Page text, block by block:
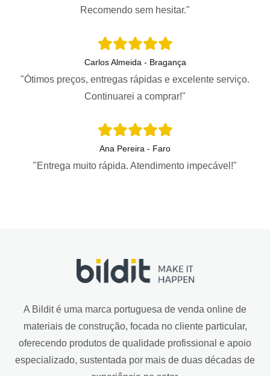
Recomendo sem hesitar."
Carlos Almeida - Bragança
"Ótimos preços, entregas rápidas e excelente serviço.
Continuarei a comprar!"
Ana Pereira - Faro
"Entrega muito rápida. Atendimento impecável!"
A Bildit é uma marca portuguesa de venda online de
materiais de construção, focada no cliente particular,
oferecendo produtos de qualidade profissional e apoio
especializado, sustentada por mais de duas décadas de